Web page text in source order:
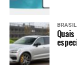
BRASIL